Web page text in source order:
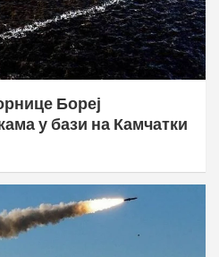
Бореј
у бази на Камчатки